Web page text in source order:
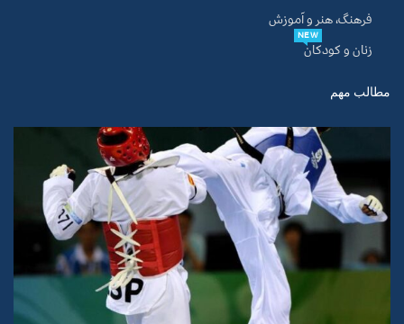
فرهنگ، هنر و آموزش
زنان و کودکان
NEW
مطالب مهم